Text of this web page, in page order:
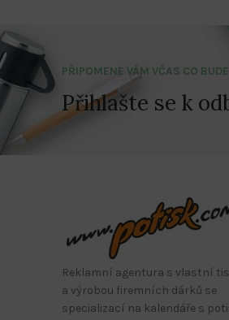
PŘIPOMENE VÁM VČAS CO
Přihlašte se k
Reklamní agentura s vlastní
a výrobou firemních dárků se
specializací na kalendáře s